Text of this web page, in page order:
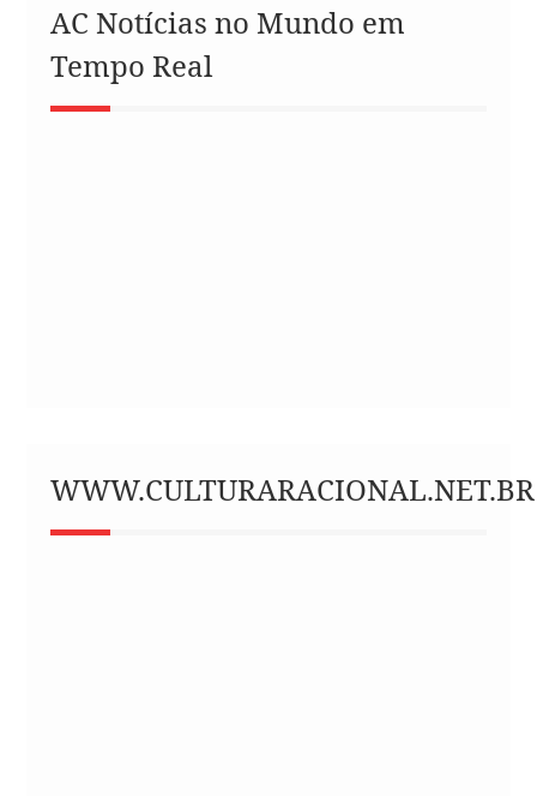
AC Notícias no Mundo em
Tempo Real
WWW.CULTURARACIONAL.NET.BR